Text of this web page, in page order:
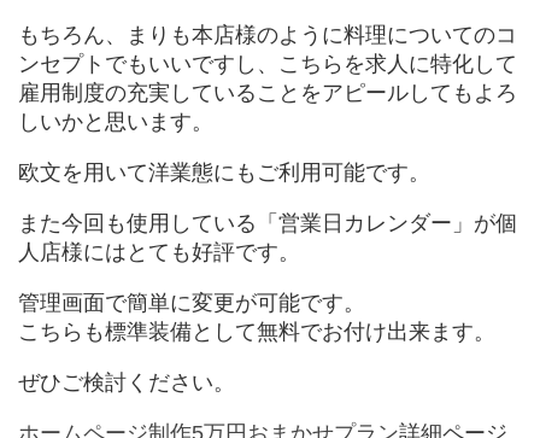
もちろん、まりも本店様のように料理についてのコ
ンセプトでもいいですし、こちらを求人に特化して
雇用制度の充実していることをアピールしてもよろ
しいかと思います。
欧文を用いて洋業態にもご利用可能です。
また今回も使用している「営業日カレンダー」が個
人店様にはとても好評です。
管理画面で簡単に変更が可能です。
こちらも標準装備として無料でお付け出来ます。
ぜひご検討ください。
ホームページ制作5万円おまかせプラン詳細ページ